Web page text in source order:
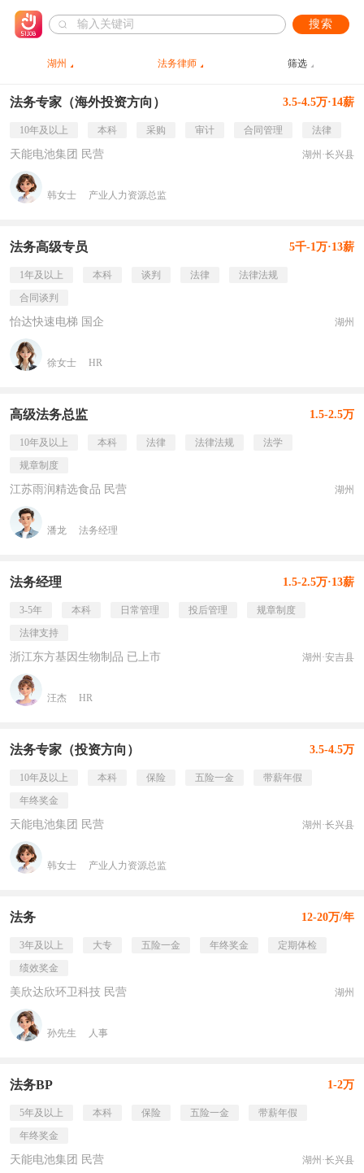
搜索
湖州 法务律师 筛选
法务专家（海外投资方向） 3.5-4.5万·14薪
10年及以上 本科 采购 审计 合同管理 法律
天能电池集团 民营 湖州·长兴县
韩女士 产业人力资源总监
法务高级专员 5千-1万·13薪
1年及以上 本科 谈判 法律
法律法规
合同谈判
怡达快速电梯 国企 湖州
徐女士 HR
高级法务总监 1.5-2.5万
10年及以上 本科 法律 法律法规
法学
规章制度
江苏雨润精选食品 民营 湖州
潘龙 法务经理
法务经理 1.5-2.5万·13薪
3-5年 本科 日常管理 投后管理
规章制度
法律支持
浙江东方基因生物制品 已上市 湖州·安吉县
汪杰 HR
法务专家（投资方向） 3.5-4.5万
10年及以上 本科 保险 五险一金
带薪年假
年终奖金
天能电池集团 民营 湖州·长兴县
韩女士 产业人力资源总监
法务 12-20万/年
3年及以上 大专 五险一金 年终奖金
定期体检
绩效奖金
美欣达欣环卫科技 民营 湖州
孙先生 人事
法务BP 1-2万
5年及以上 本科 保险 五险一金
带薪年假
年终奖金
天能电池集团 民营 湖州·长兴县